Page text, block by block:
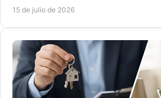
15 de julio de 2026